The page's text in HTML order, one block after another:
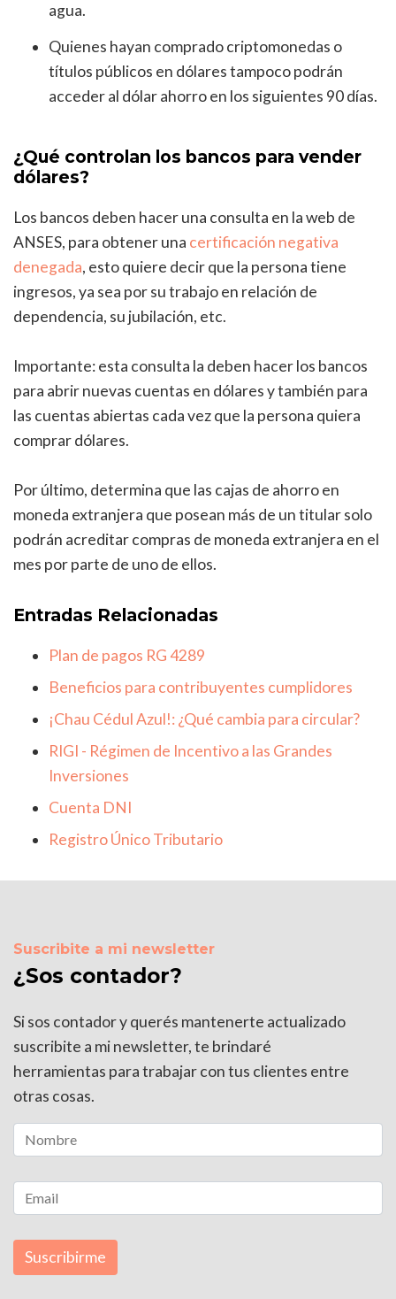
agua.
Quienes hayan comprado criptomonedas o
títulos públicos en dólares tampoco podrán
acceder al dólar ahorro en los siguientes 90 días.
¿Qué controlan los bancos para vender
dólares?
Los bancos deben hacer una consulta en la web de
ANSES, para obtener una certificación negativa
denegada, esto quiere decir que la persona tiene
ingresos, ya sea por su trabajo en relación de
dependencia, su jubilación, etc.
Importante: esta consulta la deben hacer los bancos
para abrir nuevas cuentas en dólares y también para
las cuentas abiertas cada vez que la persona quiera
comprar dólares.
Por último, determina que las cajas de ahorro en
moneda extranjera que posean más de un titular solo
podrán acreditar compras de moneda extranjera en el
mes por parte de uno de ellos.
Entradas Relacionadas
Plan de pagos RG 4289
Beneficios para contribuyentes cumplidores
¡Chau Cédul Azul!: ¿Qué cambia para circular?
RIGI - Régimen de Incentivo a las Grandes
Inversiones
Cuenta DNI
Registro Único Tributario
Suscribite a mi newsletter
¿Sos contador?
Si sos contador y querés mantenerte actualizado
suscribite a mi newsletter, te brindaré
herramientas para trabajar con tus clientes entre
otras cosas.